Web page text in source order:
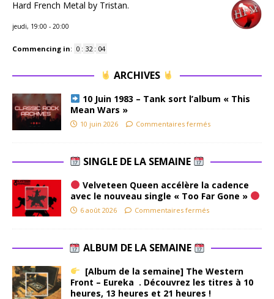
Hard French Metal by Tristan.
jeudi, 19:00 - 20:00
Commencing in: 0 : 32 : 03
ARCHIVES
10 Juin 1983 – Tank sort l’album « This
Mean Wars »
10 juin 2026 Commentaires fermés
SINGLE DE LA SEMAINE
Velveteen Queen accélère la cadence
avec le nouveau single « Too Far Gone »
6 août 2026 Commentaires fermés
ALBUM DE LA SEMAINE
[Album de la semaine] The Western
Front – Eureka . Découvrez les titres à 10
heures, 13 heures et 21 heures !